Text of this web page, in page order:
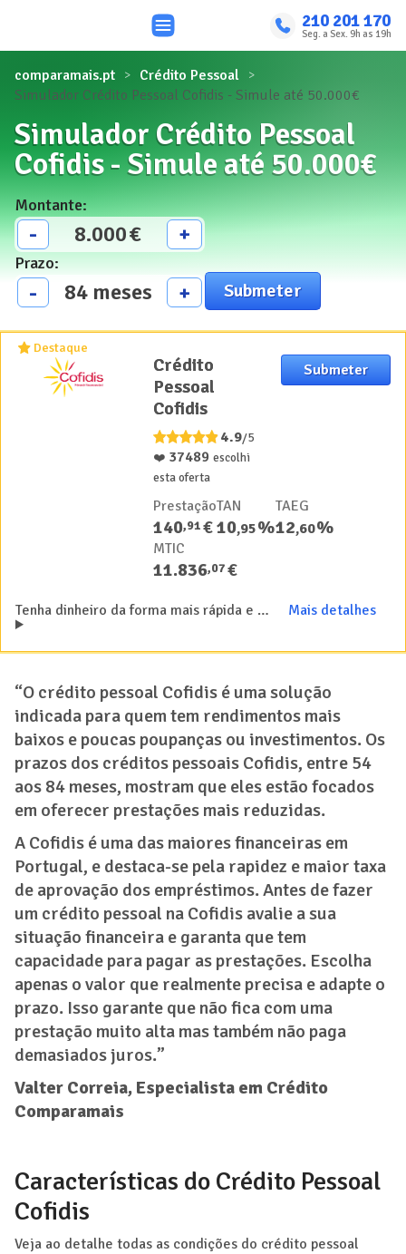
210 201 170
Seg. a Sex. 9h as 19h
comparamais.pt
Crédito Pessoal
Simulador Crédito Pessoal Cofidis - Simule até 50.000€
Simulador Crédito Pessoal
Cofidis - Simule até 50.000€
Montante:
- 8.000€ +
Prazo:
- 84meses + Submeter
Destaque
Crédito
Pessoal
Cofidis
Crédito
Pessoal
Cofidis
4.9/5
❤️ 37489 escolhi
esta oferta
Prestação
140,91€
TAN
10,95%
TAEG
12,60%
MTIC
11.836,07€
Tenha dinheiro da forma mais rápida e simples com o simulador de crédito pessoal Cofidis Mais detalhes
Submeter
“O crédito pessoal Cofidis é uma solução
indicada para quem tem rendimentos mais
baixos e poucas poupanças ou investimentos. Os
prazos dos créditos pessoais Cofidis, entre 54
aos 84 meses, mostram que eles estão focados
em oferecer prestações mais reduzidas.
A Cofidis é uma das maiores financeiras em
Portugal, e destaca-se pela rapidez e maior taxa
de aprovação dos empréstimos. Antes de fazer
um crédito pessoal na Cofidis avalie a sua
situação financeira e garanta que tem
capacidade para pagar as prestações. Escolha
apenas o valor que realmente precisa e adapte o
prazo. Isso garante que não fica com uma
prestação muito alta mas também não paga
demasiados juros.”
Valter Correia, Especialista em Crédito
Comparamais
Características do Crédito Pessoal
Cofidis
Veja ao detalhe todas as condições do crédito pessoal